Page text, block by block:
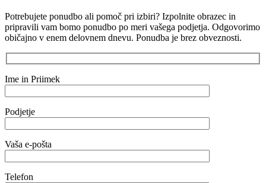
Potrebujete ponudbo ali pomoč pri izbiri? Izpolnite obrazec in
pripravili vam bomo ponudbo po meri vašega podjetja. Odgovorimo
običajno v enem delovnem dnevu. Ponudba je brez obveznosti.
Ime in Priimek
Podjetje
Vaša e-pošta
Telefon